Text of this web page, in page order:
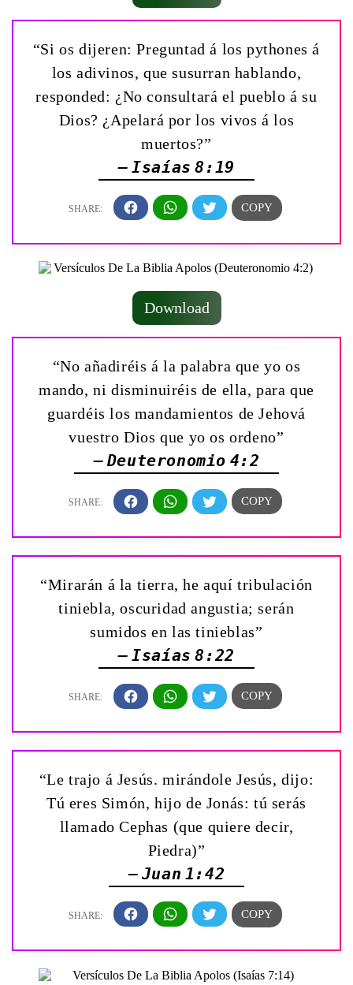
“Si os dijeren: Preguntad á los pythones á
los adivinos, que susurran hablando,
responded: ¿No consultará el pueblo á su
Dios? ¿Apelará por los vivos á los
muertos?”
— Isaías 8:19
Download
“No añadiréis á la palabra que yo os
mando, ni disminuiréis de ella, para que
guardéis los mandamientos de Jehová
vuestro Dios que yo os ordeno”
— Deuteronomio 4:2
“Mirarán á la tierra, he aquí tribulación
tiniebla, oscuridad angustia; serán
sumidos en las tinieblas”
— Isaías 8:22
“Le trajo á Jesús. mirándole Jesús, dijo:
Tú eres Simón, hijo de Jonás: tú serás
llamado Cephas (que quiere decir,
Piedra)”
— Juan 1:42